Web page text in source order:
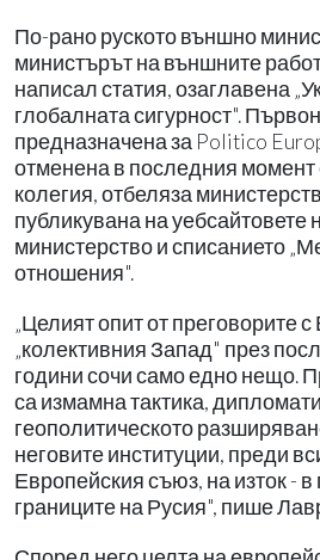
По-рано руското външно
министърът на външните
написал статия, озаглавена
глобалната сигурност".
предназначена за Politico
отменена в последния момент
колегия, отбеляза
публикувана на уебсайтовете
министерство и списанието
отношения".
„Целият опит от преговорите с
„колективния Запад" през
години сочи само едно нещо.
са измамна тактика,
геополитическото
неговите институции, преди
Европейския съюз, на изток - в
границите на Русия", пише